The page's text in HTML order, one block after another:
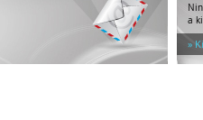
a
»